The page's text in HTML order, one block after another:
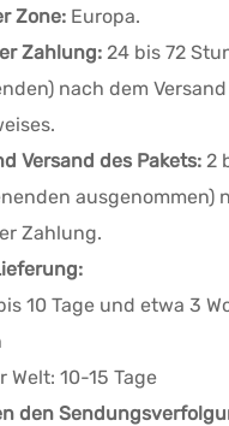
Zone: Europa.
Zahlung: 24 bis 72
nach dem
Versand des Pakets: 2
ausgenommen)
Zahlung.
10 Tage und etwa 3
Welt: 10-15 Tage
den